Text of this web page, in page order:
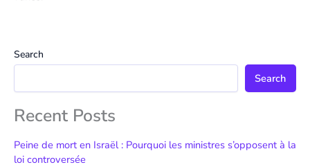
Search
Search
Recent Posts
Peine de mort en Israël : Pourquoi les ministres s’opposent à la
loi controversée